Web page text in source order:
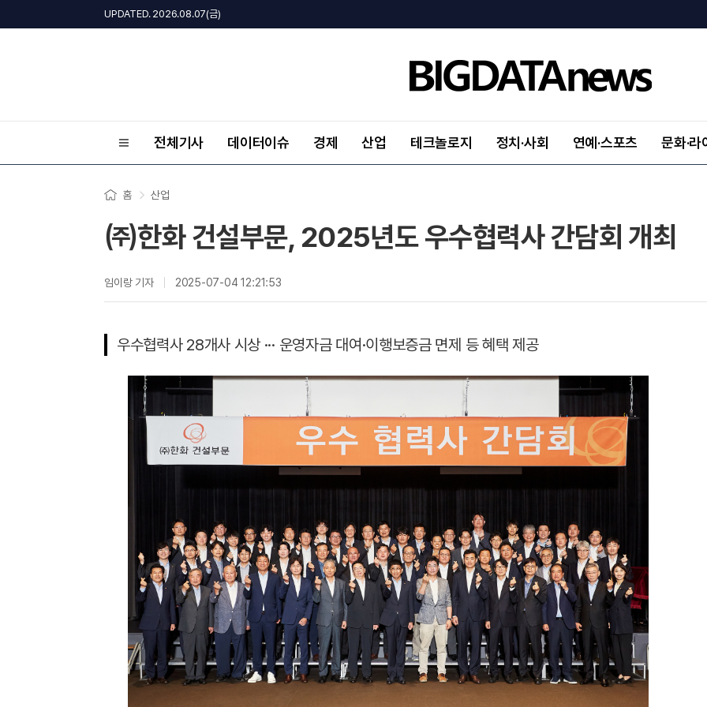
UPDATED. 2026.08.07(금)
전체기사 데이터이슈 경제 산업 테크놀로지 정치·사회 연예·스포츠 문화·라
홈 산업
㈜한화 건설부문, 2025년도 우수협력사 간담회 개최
임이랑 기자 2025-07-04 12:21:53
우수협력사 28개사 시상 ··· 운영자금 대여·이행보증금 면제 등 혜택 제공